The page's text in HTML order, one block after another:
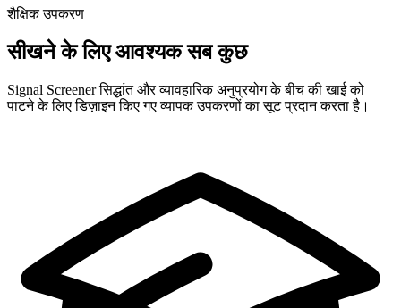
शैक्षिक उपकरण
सीखने के लिए आवश्यक सब कुछ
Signal Screener सिद्धांत और व्यावहारिक अनुप्रयोग के बीच की खाई को
पाटने के लिए डिज़ाइन किए गए व्यापक उपकरणों का सूट प्रदान करता है।